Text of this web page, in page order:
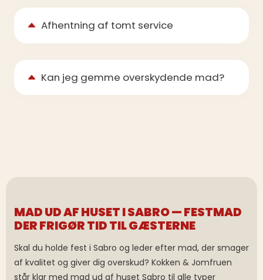
Afhentning af tomt service
Kan jeg gemme overskydende mad?
MAD UD AF HUSET I SABRO — FESTMAD
DER FRIGØR TID TIL GÆSTERNE
Skal du holde fest i Sabro og leder efter mad, der smager
af kvalitet og giver dig overskud? Kokken & Jomfruen
står klar med mad ud af huset Sabro til alle typer